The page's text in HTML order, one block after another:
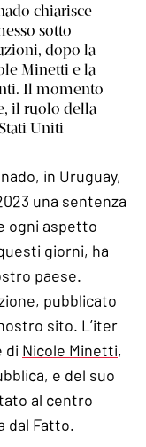
chiarisce
sotto
dopo la
Minetti e la
Il momento
il ruolo della
Uniti
in Uruguay,
una sentenza
ogni aspetto
giorni, ha
paese.
pubblicato
sito. L’iter
di Nicole Minetti,
e del suo
al centro
dal Fatto.